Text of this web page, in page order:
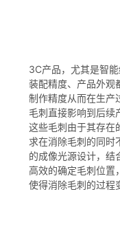
3C产品，尤其是智
装配精度、产品外观
制作精度从而在生产
毛刺直接影响到后续
这些毛刺由于其存在
求在消除毛刺的同时
的成像光源设计，结
高效的确定毛刺位置
使得消除毛刺的过程